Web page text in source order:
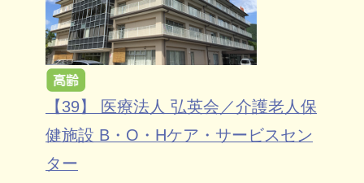
【39】 医療法人 弘英会／介護老人保
健施設 B・O・Hケア・サービスセン
ター